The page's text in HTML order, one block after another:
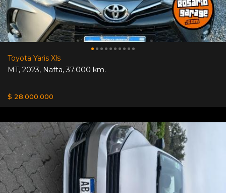
Toyota Yaris Xls
MT, 2023, Nafta,37.000 km.
$ 28.000.000